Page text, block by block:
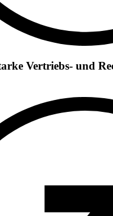
Vertriebs- und